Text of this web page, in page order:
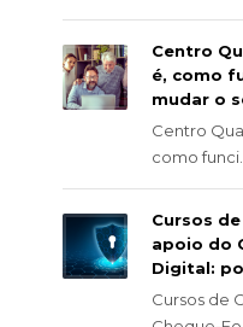
Centro
é, como
mudar o
Centro
como
Cursos
apoio do
Digital:
Cursos de